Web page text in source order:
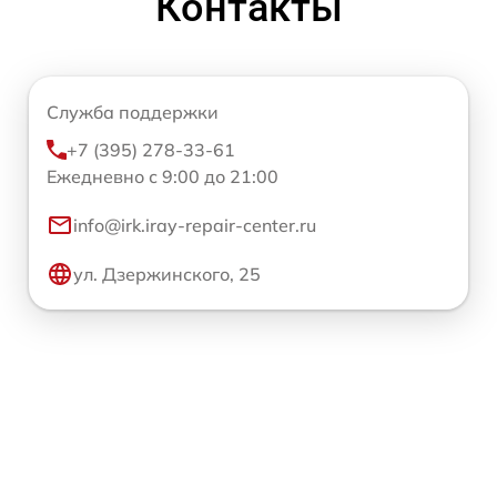
Служба поддержки
+7 (395) 278-33-61
Ежедневно с 9:00 до 21:00
info@irk.iray-repair-center.ru
ул. Дзержинского, 25